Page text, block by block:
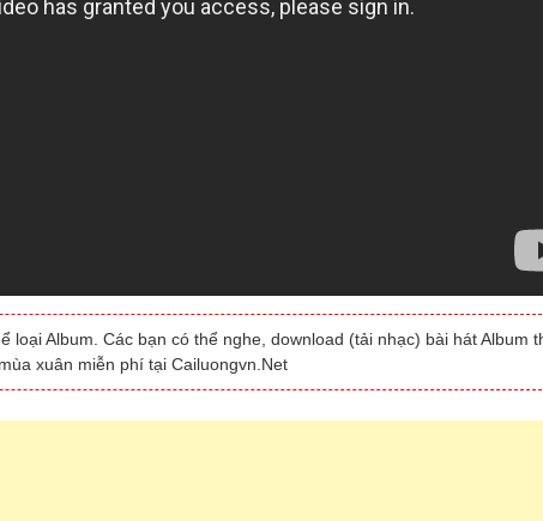
Album. Các bạn có thể nghe, download (tải nhạc) bài hát Album
xuân miễn phí tại Cailuongvn.Net